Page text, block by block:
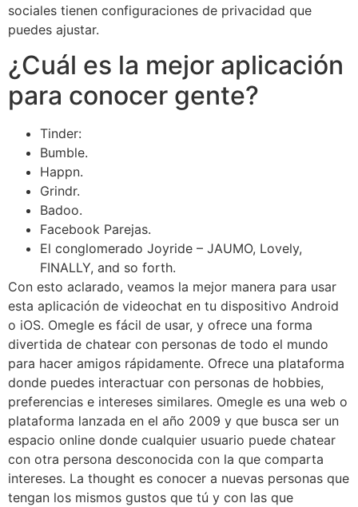
sociales tienen configuraciones de privacidad que
puedes ajustar.
¿Cuál es la mejor aplicación
para conocer gente?
Tinder:
Bumble.
Happn.
Grindr.
Badoo.
Facebook Parejas.
El conglomerado Joyride – JAUMO, Lovely,
FINALLY, and so forth.
Con esto aclarado, veamos la mejor manera para usar
esta aplicación de videochat en tu dispositivo Android
o iOS. Omegle es fácil de usar, y ofrece una forma
divertida de chatear con personas de todo el mundo
para hacer amigos rápidamente. Ofrece una plataforma
donde puedes interactuar con personas de hobbies,
preferencias e intereses similares. Omegle es una web o
plataforma lanzada en el año 2009 y que busca ser un
espacio online donde cualquier usuario puede chatear
con otra persona desconocida con la que comparta
intereses. La thought es conocer a nuevas personas que
tengan los mismos gustos que tú y con las que